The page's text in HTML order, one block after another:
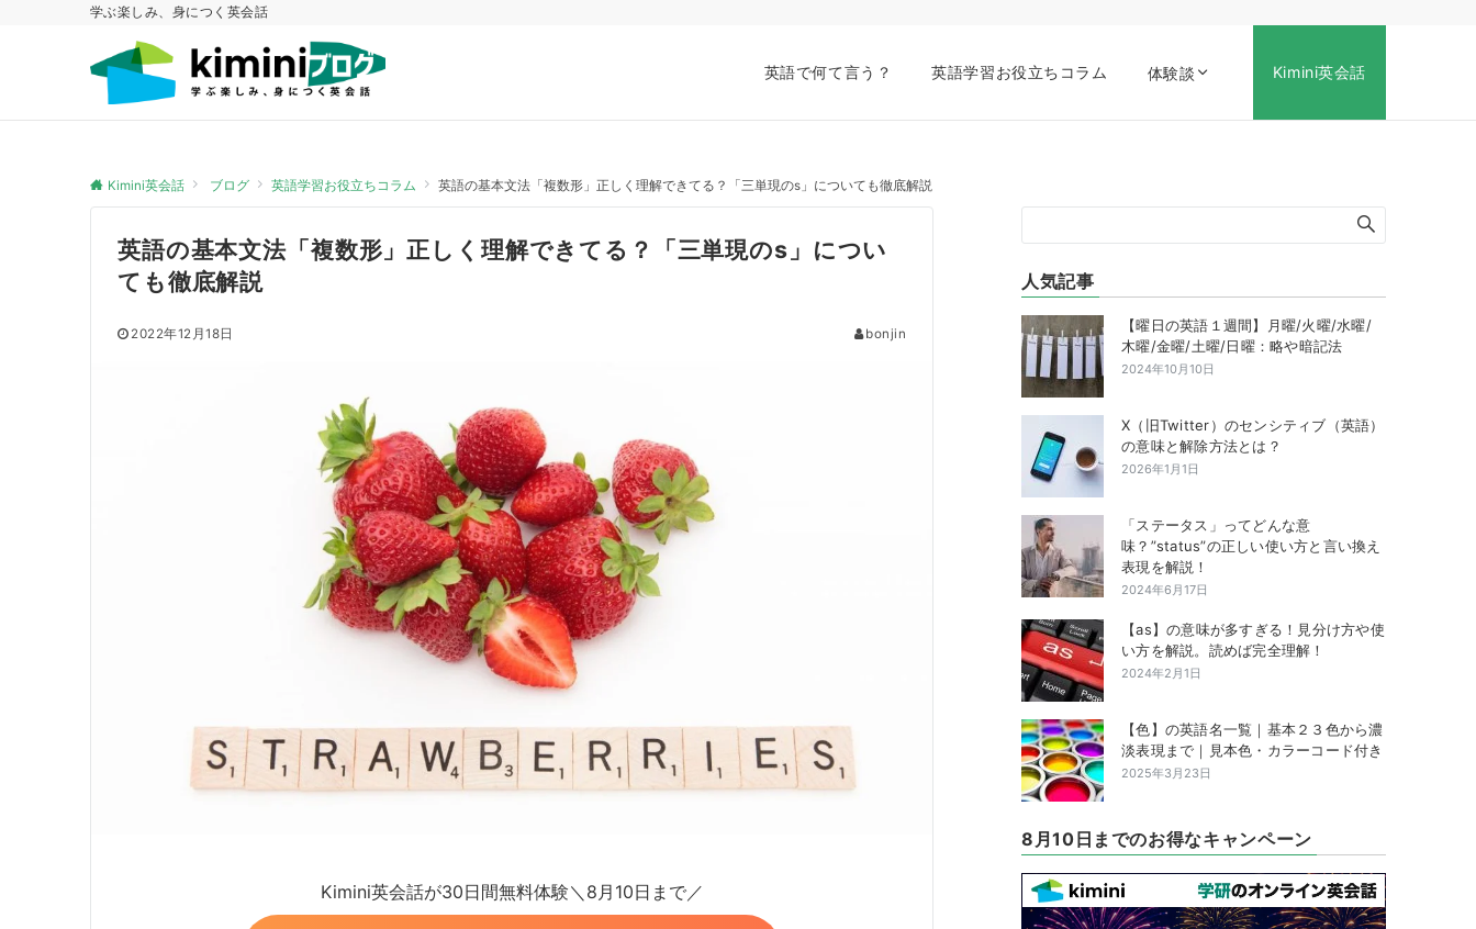
学ぶ楽しみ、身につく英会話
英語で何て言う？ 英語学習お役立ちコラム 体験談 Kimini英会話
Kimini英会話 ブログ 英語学習お役立ちコラム 英語の基本文法「複数形」正しく理解できてる？「三単現のs」についても徹底解説
英語の基本文法「複数形」正しく理解できてる？「三単現のs」につい
ても徹底解説
2022年12月18日 bonjin
Kimini英会話が30日間無料体験＼8月10日まで／
人気記事
【曜日の英語１週間】月曜/火曜/水曜/
木曜/金曜/土曜/日曜：略や暗記法
2024年10月10日
X（旧Twitter）のセンシティブ（英語）
の意味と解除方法とは？
2026年1月1日
「ステータス」ってどんな意
味？”status”の正しい使い方と言い換え
表現を解説！
2024年6月17日
【as】の意味が多すぎる！見分け方や使
い方を解説。読めば完全理解！
2024年2月1日
【色】の英語名一覧｜基本２３色から濃
淡表現まで｜見本色・カラーコード付き
2025年3月23日
8月10日までのお得なキャンペーン